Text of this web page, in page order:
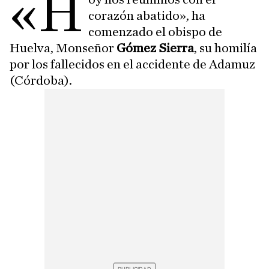
«H corazón abatido», ha
comenzado el obispo de
Huelva, Monseñor Gómez Sierra, su homilía
por los fallecidos en el accidente de Adamuz
(Córdoba).